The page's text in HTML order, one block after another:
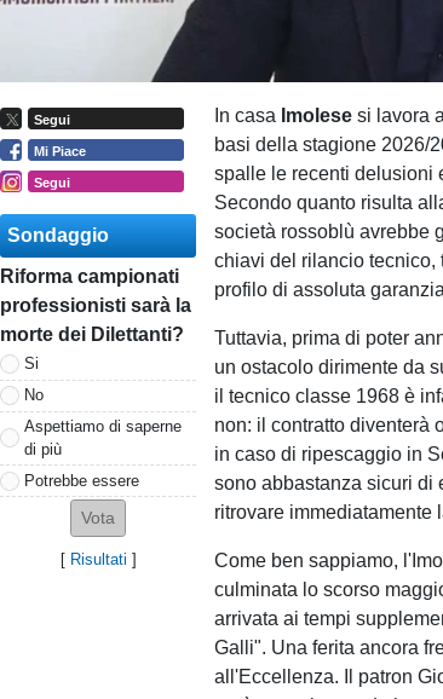
Segui
Mi Piace
Segui
Sondaggio
Riforma campionati
professionisti sarà la
morte dei Dilettanti?
Si
No
Aspettiamo di saperne
di più
Potrebbe essere
[ Risultati ]
In casa Imolesesi lavora
basi della stagione 2026/
spalle le recenti delusioni
Secondo quanto risulta
società rossoblù avrebbe
chiavi del rilancio tecnico,
profilo di assoluta
Tuttavia, prima di poter
un ostacolo dirimente da
il tecnico classe 1968 è
non: il contratto diventerà
in caso di ripescaggio in
sono abbastanza sicuri di
ritrovare immediatamente
Come ben sappiamo,
culminata lo scorso
arrivata ai tempi
Galli". Una ferita ancora
all'Eccellenza. Il patron